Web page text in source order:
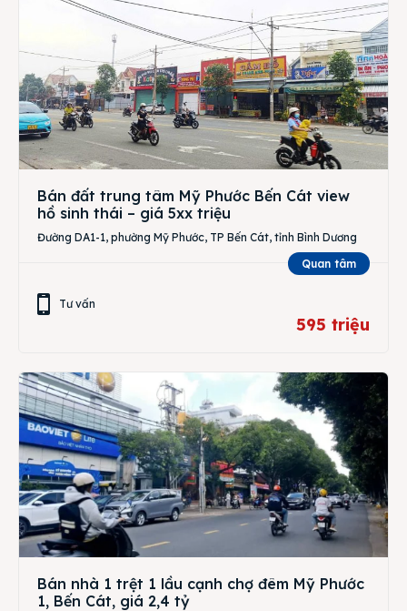
Bán đất trung tâm Mỹ Phước Bến Cát view
hồ sinh thái – giá 5xx triệu
Đường DA1-1, phường Mỹ Phước, TP Bến Cát, tỉnh Bình Dương
Quan tâm
Tư vấn
595 triệu
Bán nhà 1 trệt 1 lầu cạnh chợ đêm Mỹ Phước
1, Bến Cát, giá 2,4 tỷ